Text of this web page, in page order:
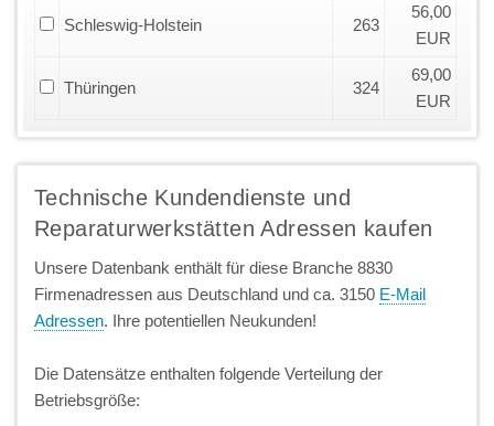
Schleswig-Holstein 263
56,00
EUR
Thüringen 324
69,00
EUR
Technische Kundendienste und
Reparaturwerkstätten Adressen kaufen
Unsere Datenbank enthält für diese Branche 8830
Firmenadressen aus Deutschland und ca. 3150 E-Mail
Adressen. Ihre potentiellen Neukunden!
Die Datensätze enthalten folgende Verteilung der
Betriebsgröße: